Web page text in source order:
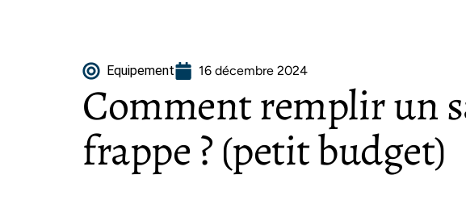
Equipement 16 décembre 2024
Comment remplir un
frappe ? (petit budget)